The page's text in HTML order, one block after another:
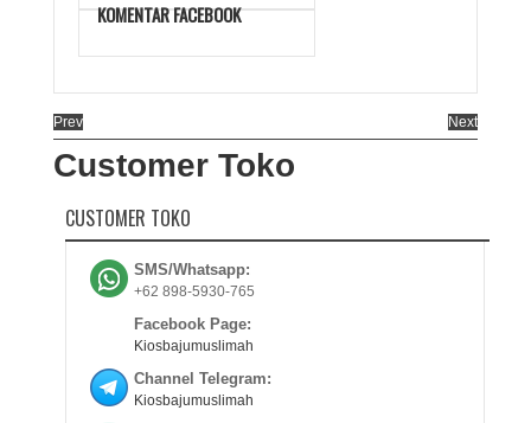
KOMENTAR FACEBOOK
Prev Next
Customer Toko
CUSTOMER TOKO
SMS/Whatsapp:
+62 898-5930-765
Facebook Page:
Kiosbajumuslimah
Channel Telegram:
Kiosbajumuslimah